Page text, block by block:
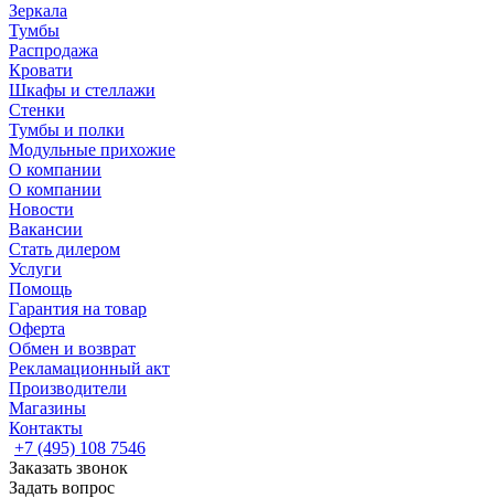
Зеркала
Тумбы
Распродажа
Кровати
Шкафы и стеллажи
Стенки
Тумбы и полки
Модульные прихожие
О компании
О компании
Новости
Вакансии
Стать дилером
Услуги
Помощь
Гарантия на товар
Оферта
Обмен и возврат
Рекламационный акт
Производители
Магазины
Контакты
+7 (495) 108 7546
Заказать звонок
Задать вопрос